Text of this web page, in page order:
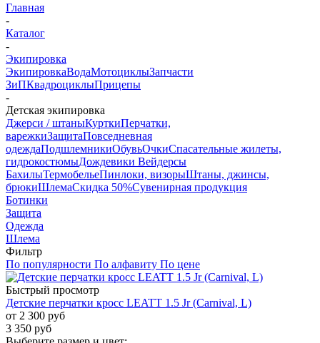
Главная
-
Каталог
-
Экипировка
ЭкипировкаВодаМотоциклыЗапчасти
ЗиПКвадроциклыПрицепы
-
Детская экипировка
Джерси / штаныКурткиПерчатки,
варежкиЗащитаПовседневная
одеждаПодшлемникиОбувьОчкиСпасательные жилеты,
гидрокостюмыДождевики Вейдерсы
БахилыТермобельеПинлоки, визорыШтаны, джинсы,
брюкиШлемаСкидка 50%Сувенирная продукция
Ботинки
Защита
Одежда
Шлема
Фильтр
По популярности По алфавиту По цене
Быстрый просмотр
Детские перчатки кросс LEATT 1.5 Jr (Carnival, L)
от 2 300 руб
3 350 руб